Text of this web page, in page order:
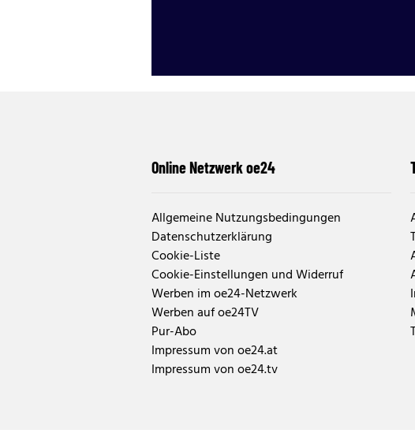
Online Netzwerk oe24
Allgemeine Nutzungsbedingungen
Datenschutzerklärung
Cookie-Liste
Cookie-Einstellungen und Widerruf
Werben im oe24-Netzwerk
Werben auf oe24TV
Pur-Abo
Impressum von oe24.at
Impressum von oe24.tv